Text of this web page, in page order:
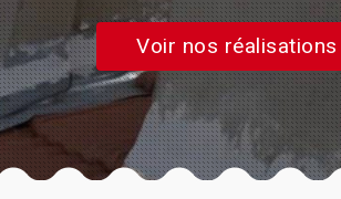
Voir nos réalisations